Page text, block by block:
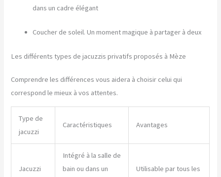
dans un cadre élégant
Coucher de soleil. Un moment magique à partager à deux
Les différents types de jacuzzis privatifs proposés à Mèze
Comprendre les différences vous aidera à choisir celui qui
correspond le mieux à vos attentes.
Type de
jacuzzi
Caractéristiques Avantages
Jacuzzi
Intégré à la salle de
bain ou dans un
Utilisable par tous les